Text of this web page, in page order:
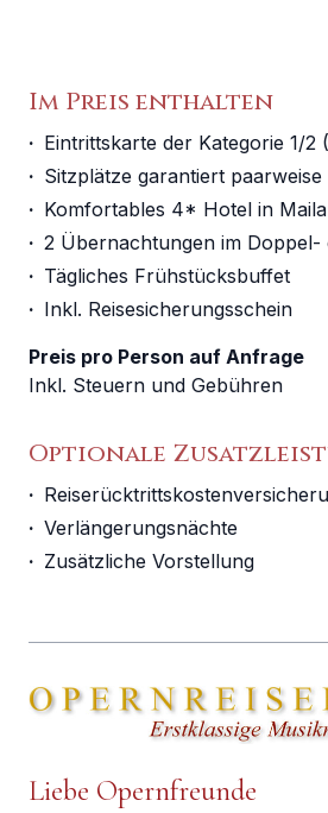
Im Preis enthalten
· Eintrittskarte der Kategorie 1/2
· Sitzplätze garantiert
· Komfortables 4* Hotel in
· 2 Übernachtungen im Doppel-
· Tägliches Frühstücksbuffet
· Inkl. Reisesicherungsschein
Preis pro Person auf Anfrage
Inkl. Steuern und Gebühren
Optionale
·
· Verlängerungsnächte
· Zusätzliche Vorstellung
Liebe Opernfreunde